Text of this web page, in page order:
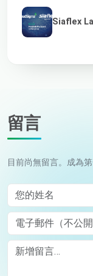
Siaflex
留言
目前尚無留言。成為
您的姓名
電子郵件（不公開）
Comment